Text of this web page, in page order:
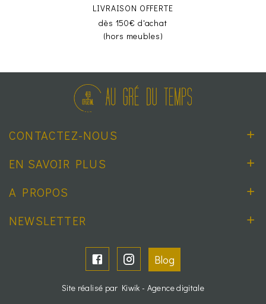
LIVRAISON OFFERTE
dès 150€ d'achat
(hors meubles)
CONTACTEZ-NOUS
EN SAVOIR PLUS
A PROPOS
NEWSLETTER
Blog
Site réalisé par Kiwik - Agence digitale